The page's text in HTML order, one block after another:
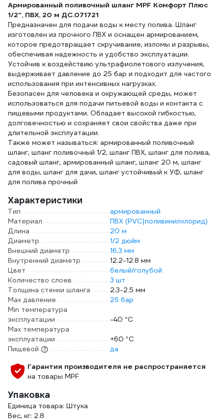
Армированный поливочный шланг MPF Комфорт Плюс
1/2", ПВХ, 20 м ДС.071721
Предназначен для подачи воды к месту полива. Шланг
изготовлен из прочного ПВХ и оснащен армированием,
которое предотвращает скручивание, изломы и разрывы,
обеспечивая надежность и удобство эксплуатации.
Устойчив к воздействию ультрафиолетового излучения,
выдерживает давление до 25 бар и подходит для частого
использования при интенсивных нагрузках.
Безопасен для человека и окружающей среды, может
использоваться для подачи питьевой воды и контакта с
пищевыми продуктами. Обладает высокой гибкостью,
долговечностью и сохраняет свои свойства даже при
длительной эксплуатации.
Также может называться: армированный поливочный
шланг, шланг поливочный 1/2, шланг ПВХ, шланг для полива,
садовый шланг, армированный шланг, шланг 20 м, шланг
для воды, шланг для дачи, шланг устойчивый к УФ, шланг
для полива прочный
Характеристики
Тип
армированный
Материал
ПВХ (PVC|поливинилхлорид)
Длина
20 м
Диаметр
1/2 дюйм
Внешний диаметр
16.3 мм
Внутренний диаметр
12.2-12.8 мм
Цвет
белый/голубой
Количество слоев
3 шт
Толщина стенки шланга
2.3-2.5 мм
Max давление
25 бар
Min температура
эксплуатации
-40 °С
Мах температура
эксплуатации
+60 °С
Пищевой
да
Гарантия производителя не распространяется
на товары MPF
Упаковка
Единица товара: Штука
Вес, кг: 2.8